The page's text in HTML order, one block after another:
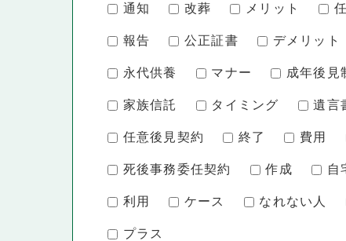
通知 改葬 メリット
報告 公正証書 デメリット
永代供養 マナー 成年後見
家族信託 タイミング 遺言
任意後見契約 終了 費用
死後事務委任契約 作成 自
利用 ケース なれない人
プラス